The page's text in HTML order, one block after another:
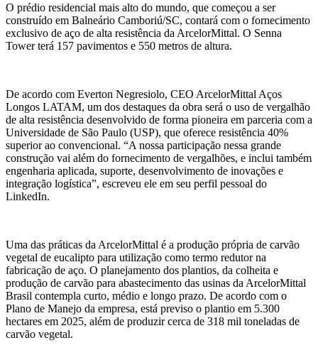
O prédio residencial mais alto do mundo, que começou a ser
construído em Balneário Camboriú/SC, contará com o fornecimento
exclusivo de aço de alta resistência da ArcelorMittal. O Senna
Tower terá 157 pavimentos e 550 metros de altura.
De acordo com Everton Negresiolo, CEO ArcelorMittal Aços
Longos LATAM, um dos destaques da obra será o uso de vergalhão
de alta resistência desenvolvido de forma pioneira em parceria com a
Universidade de São Paulo (USP), que oferece resistência 40%
superior ao convencional. “A nossa participação nessa grande
construção vai além do fornecimento de vergalhões, e inclui também
engenharia aplicada, suporte, desenvolvimento de inovações e
integração logística”, escreveu ele em seu perfil pessoal do
LinkedIn.
Uma das práticas da ArcelorMittal é a produção própria de carvão
vegetal de eucalipto para utilização como termo redutor na
fabricação de aço. O planejamento dos plantios, da colheita e
produção de carvão para abastecimento das usinas da ArcelorMittal
Brasil contempla curto, médio e longo prazo. De acordo com o
Plano de Manejo da empresa, está previso o plantio em 5.300
hectares em 2025, além de produzir cerca de 318 mil toneladas de
carvão vegetal.